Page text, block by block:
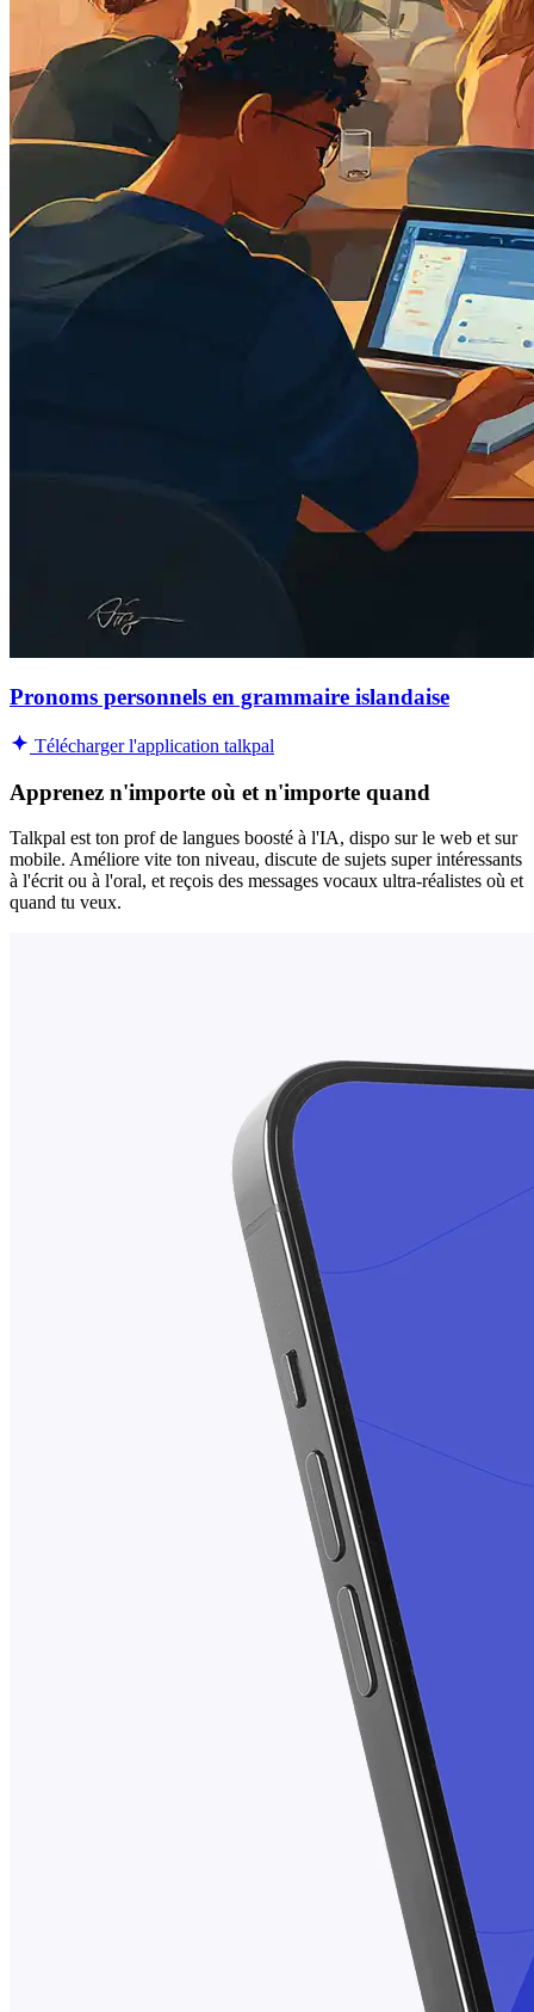
Pronoms personnels en grammaire islandaise
Télécharger l'application talkpal
Apprenez n'importe où et n'importe quand
Talkpal est ton prof de langues boosté à l'IA, dispo sur le web et sur
mobile. Améliore vite ton niveau, discute de sujets super intéressants
à l'écrit ou à l'oral, et reçois des messages vocaux ultra-réalistes où et
quand tu veux.